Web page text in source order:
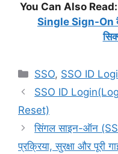
You Can Also Read:
Single Sign-On
Categories
SSO, SSO ID
SSO ID
Reset)
सिंगल साइन-ऑन
प्रक्रिया, सुरक्षा और पूरी